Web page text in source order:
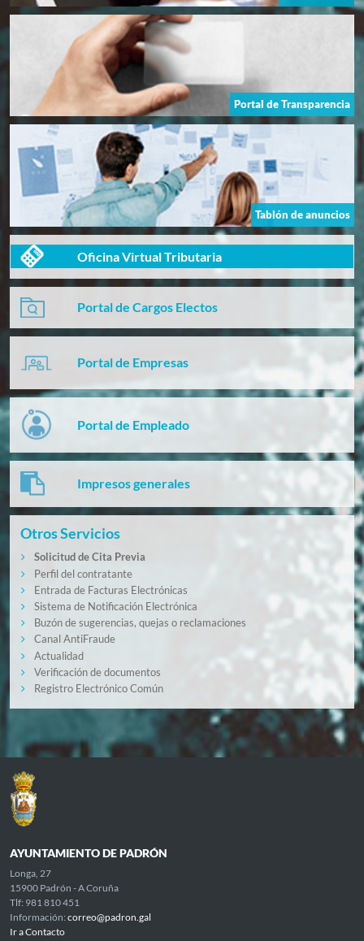
Portal de Transparencia
Tablón de anuncios
Oficina Virtual Tributaria
Portal de Cargos Electos
Portal de Empresas
Portal de Empleado
Impresos generales
Otros Servicios
Solicitud de Cita Previa
Perfil del contratante
Entrada de Facturas Electrónicas
Sistema de Notificación Electrónica
Buzón de sugerencias, quejas o reclamaciones
Canal AntiFraude
Actualidad
Verificación de documentos
Registro Electrónico Común
AYUNTAMIENTO DE PADRÓN
Longa, 27
15900 Padrón - A Coruña
Tlf: 981 810 451
Información: correo@padron.gal
Ir a Contacto